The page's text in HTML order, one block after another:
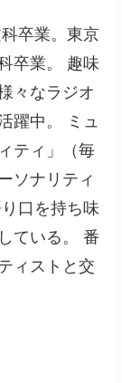
卒業。東京
卒業。 趣味
々なラジオ
躍中。 ミュ
ティ」（毎
ソナリティ
口を持ち味
ている。 番
ィストと交